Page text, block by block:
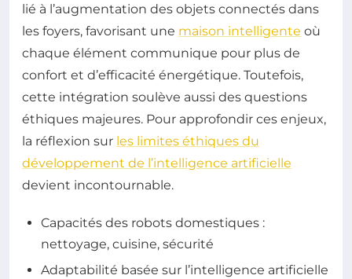
lié à l’augmentation des objets connectés dans
les foyers, favorisant une maison intelligente où
chaque élément communique pour plus de
confort et d’efficacité énergétique. Toutefois,
cette intégration soulève aussi des questions
éthiques majeures. Pour approfondir ces enjeux,
la réflexion sur les limites éthiques du
développement de l’intelligence artificielle
devient incontournable.
Capacités des robots domestiques :
nettoyage, cuisine, sécurité
Adaptabilité basée sur l’intelligence artificielle